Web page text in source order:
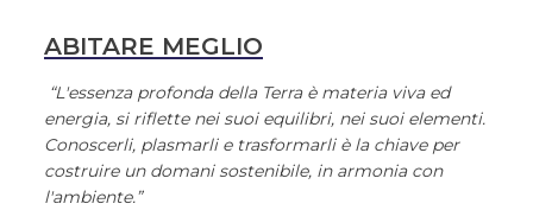
ABITARE MEGLIO
“L'essenza profonda della Terra è materia viva ed
energia, si riflette nei suoi equilibri, nei suoi elementi.
Conoscerli, plasmarli e trasformarli è la chiave per
costruire un domani sostenibile, in armonia con
l'ambiente.”